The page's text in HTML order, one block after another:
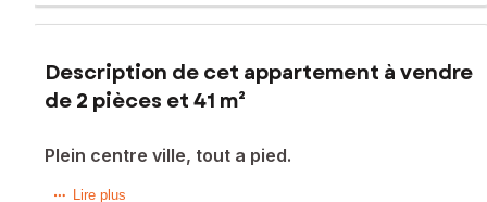
Description de cet appartement à vendre
de 2 pièces et 41 m²
Plein centre ville, tout a pied.
Situé proche de tout, dans une résidence PMR de 2014,
Lire plus